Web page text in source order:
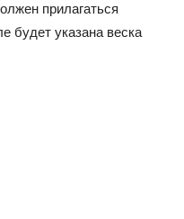
прилагаться
будет указана веска